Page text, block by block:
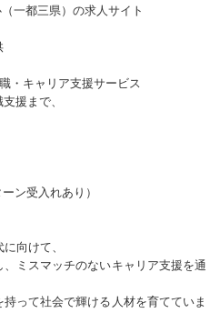
一都三県）の求人サイト
・キャリア支援サービス
援まで、
ン受入れあり）
向けて、
、ミスマッチのないキャリア支援を通
って社会で輝ける人材を育てていま